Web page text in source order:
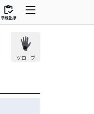
inventory
新規登録
グローブ